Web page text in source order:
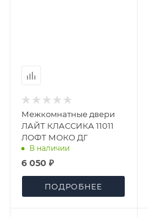
Межкомнатные двери
ЛАЙТ КЛАССИКА 11011
ЛОФТ МОКО ДГ
В наличии
6 050 ₽
ПОДРОБНЕЕ